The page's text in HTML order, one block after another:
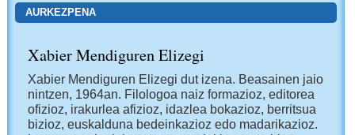
AURKEZPENA
Xabier Mendiguren Elizegi
Xabier Mendiguren Elizegi dut izena. Beasainen jaio
nintzen, 1964an. Filologoa naiz formazioz, editorea
ofizioz, irakurlea afizioz, idazlea bokazioz, berritsua
bizioz, euskalduna bedeinkazioz edo madarikazioz.